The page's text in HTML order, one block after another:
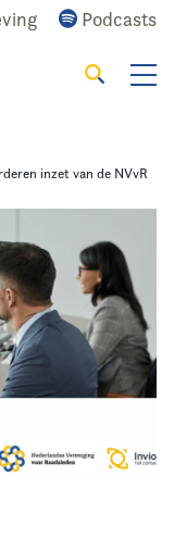
Podcasts
Zoeken
inzet van de NVvR